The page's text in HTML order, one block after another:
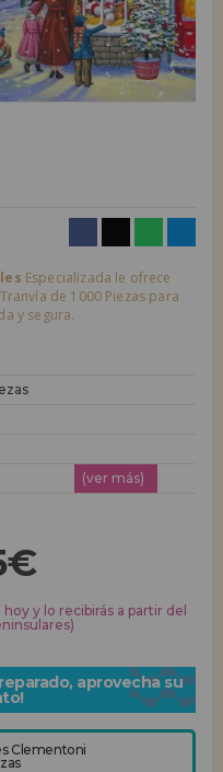
podrás realizar tus compras
el estado de tus pedidos
vender en tu negocio
para la distribución.
Especializada le ofrece
de 1000 Piezas para
y segura.
(ver más)
y lo recibirás a partir del
aprovecha su
Clementoni